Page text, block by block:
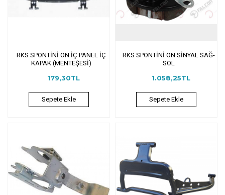
RKS SPONTİNİ ÖN İÇ PANEL İÇ
KAPAK (MENTEŞESİ)
179,30TL
Sepete Ekle
RKS SPONTİNİ ÖN SİNYAL SAĞ-
SOL
1.058,25TL
Sepete Ekle